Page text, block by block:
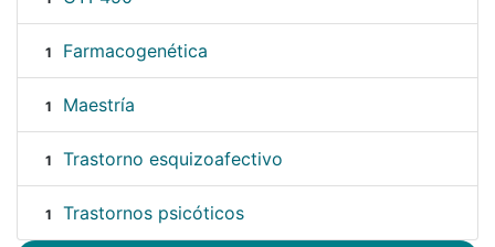
1 Farmacogenética
1 Maestría
1 Trastorno esquizoafectivo
1 Trastornos psicóticos